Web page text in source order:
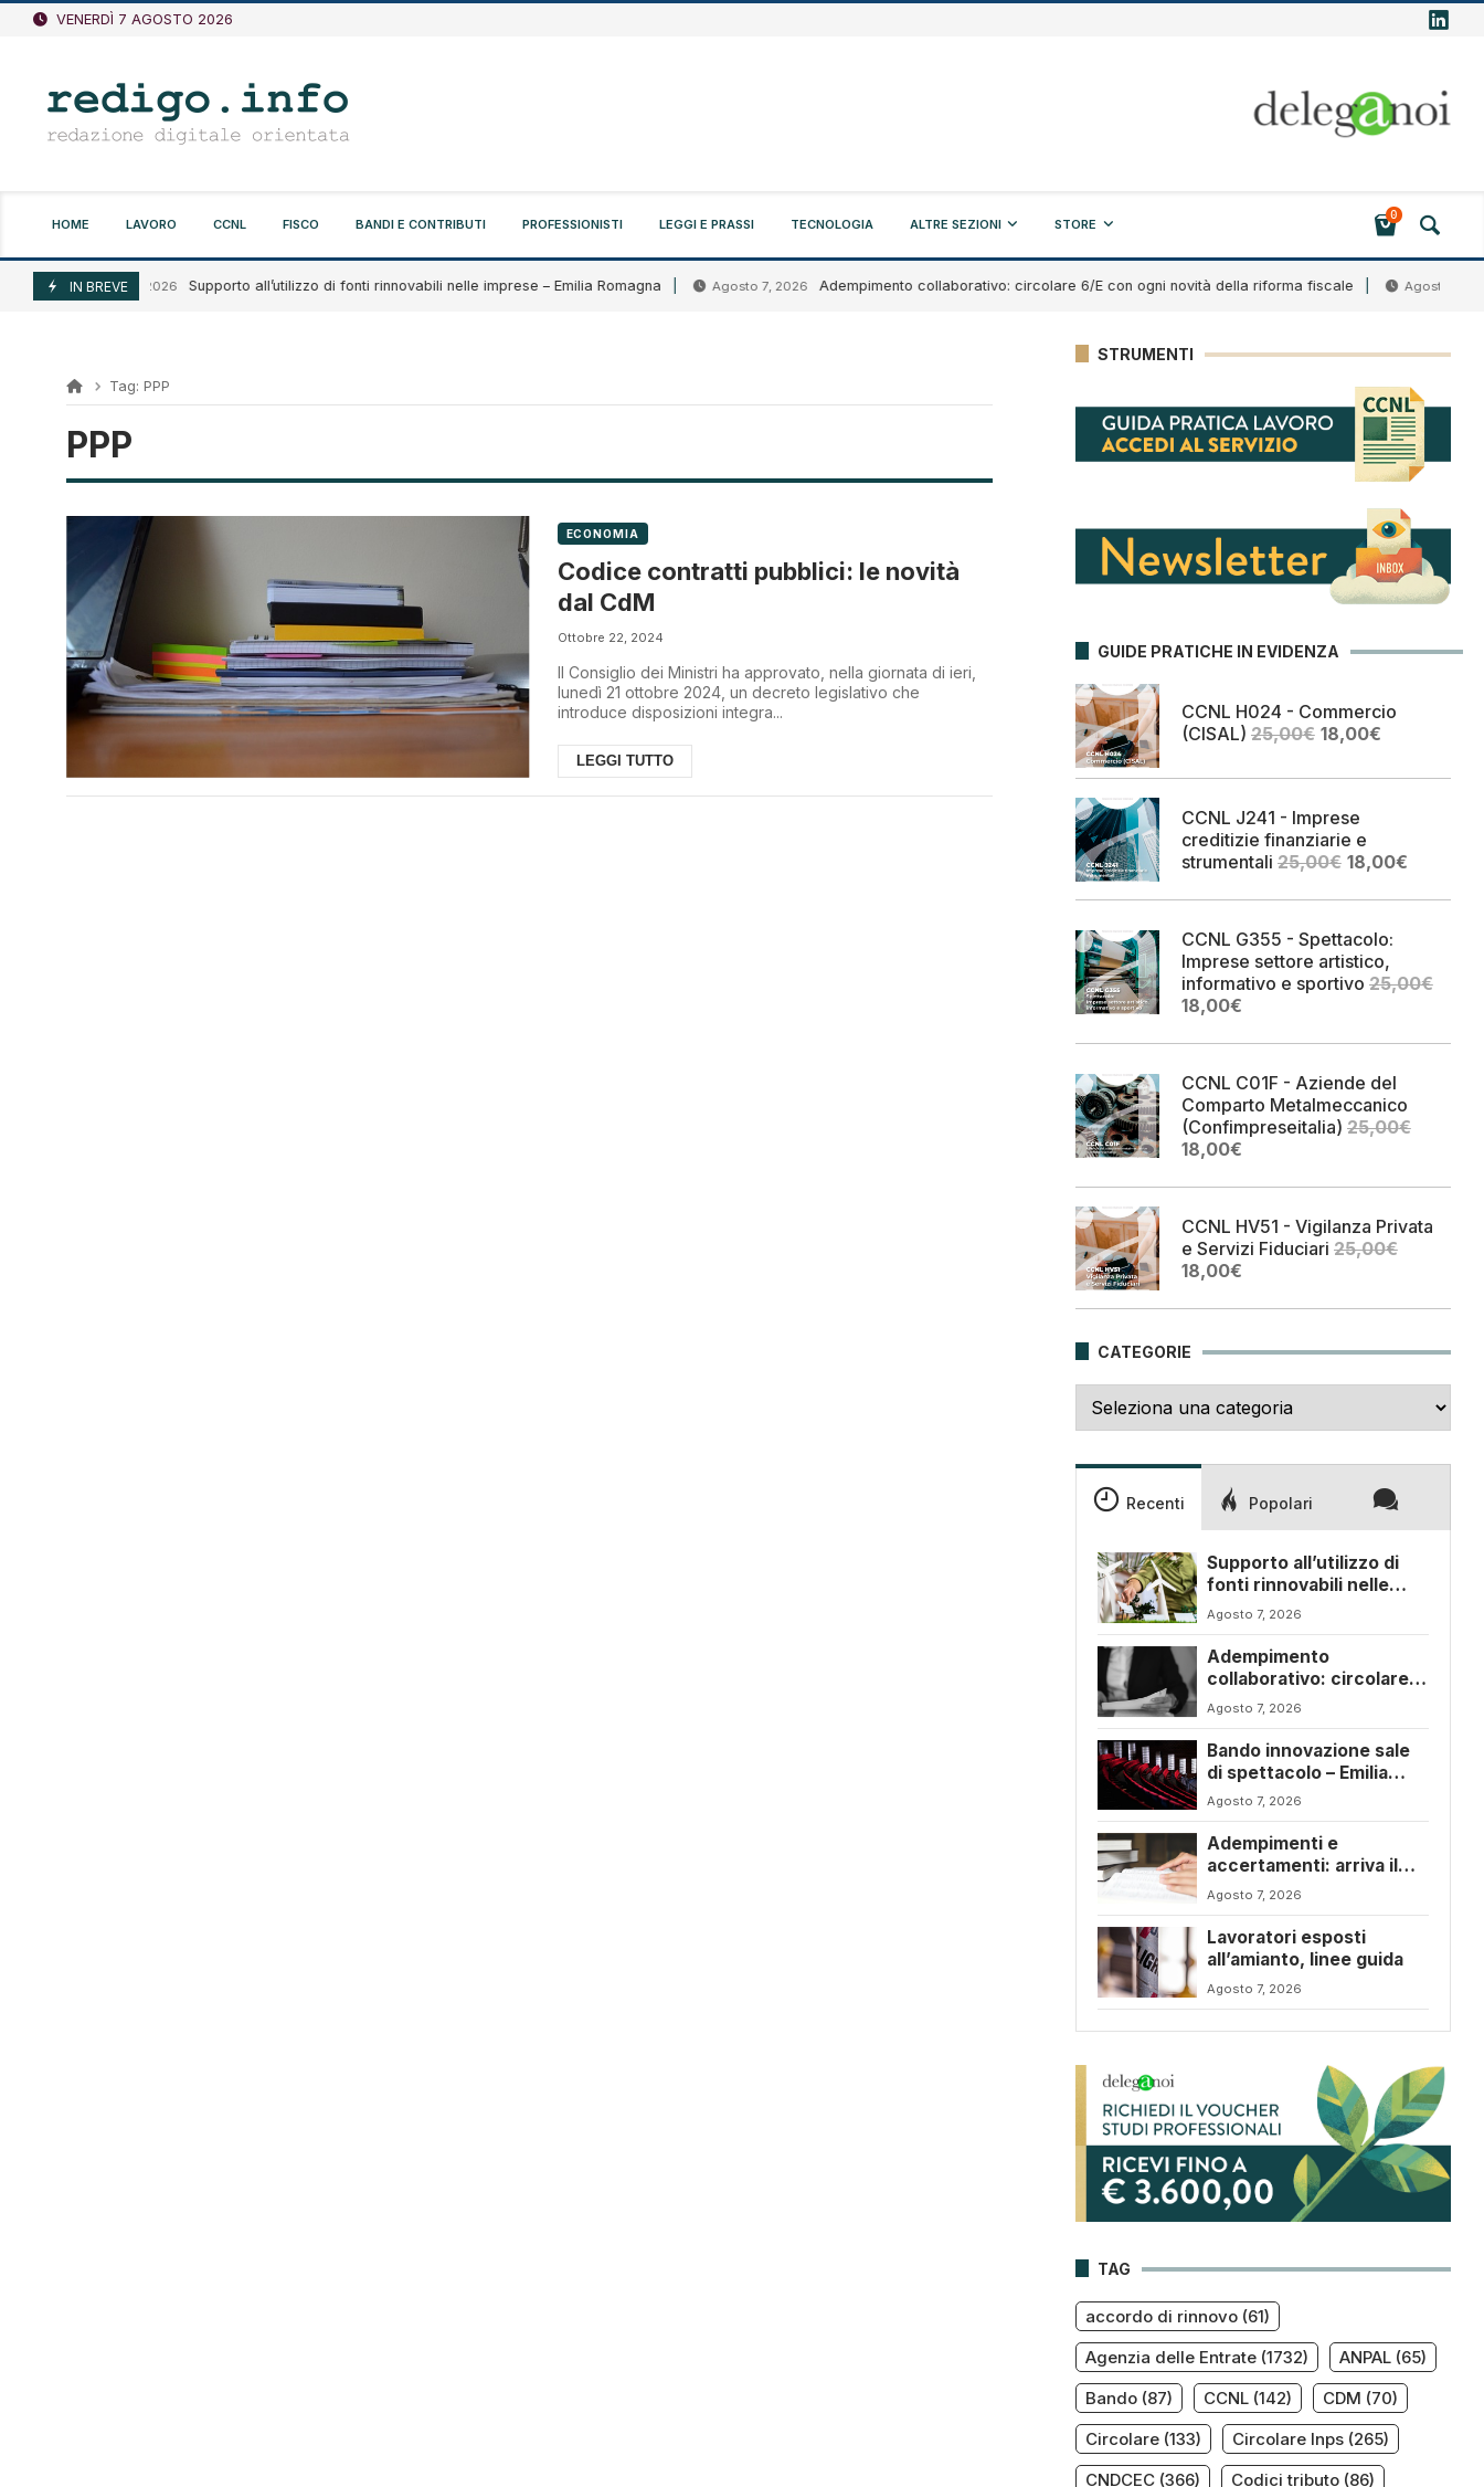
Vai
VENERDÌ 7 AGOSTO 2026
HOME LAVORO CCNL FISCO BANDI E CONTRIBUTI PROFESSIONISTI LEGGI E PRASSI TECNOLOGIA ALTRE SEZIONI STORE
0
IN BREVE
Agosto 7, 2026 Supporto all’utilizzo di fonti rinnovabili nelle imprese – Emilia Romagna Agosto 7, 2026 Adempimento collaborativo: circolare 6/E con ogni novità della riforma fiscale Agosto 7, 2026
Tag: PPP
PPP
ECONOMIA
Codice contratti pubblici: le novità
dal CdM
Ottobre 22, 2024
Il Consiglio dei Ministri ha approvato, nella giornata di ieri,
lunedì 21 ottobre 2024, un decreto legislativo che
introduce disposizioni integra...
LEGGI TUTTO
STRUMENTI
GUIDE PRATICHE IN EVIDENZA
CCNL H024 - Commercio
(CISAL) 25,00€ Il
originale
25,00€.
18,00€Il
attuale
CCNL J241 - Imprese
creditizie finanziarie e
strumentali 25,00€ Il
originale
25,00€.
18,00€Il
attuale
CCNL G355 - Spettacolo:
Imprese settore artistico,
informativo e sportivo 25,00€
Il
originale
25,00€.
18,00€Il
attuale
18,00€.
CCNL C01F - Aziende del
Comparto Metalmeccanico
(Confimpreseitalia) 25,00€
Il
originale
25,00€.
18,00€Il
attuale
18,00€.
CCNL HV51 - Vigilanza Privata
e Servizi Fiduciari 25,00€
Il
originale
25,00€.
18,00€Il
attuale
18,00€.
CATEGORIE
Recenti Popolari
Supporto all’utilizzo di
fonti rinnovabili nelle
imprese – Emilia Romagna
Agosto 7, 2026
Adempimento
collaborativo: circolare
6/E con ogni novità della
Agosto 7, 2026
Bando innovazione sale
di spettacolo – Emilia
Romagna
Agosto 7, 2026
Adempimenti e
accertamenti: arriva il
nuovo Testo Unico
fiscale
Agosto 7, 2026
Lavoratori esposti
all’amianto, linee guida
Agosto 7, 2026
TAG
accordo di rinnovo(61)
Agenzia delle Entrate(1732) ANPAL(65)
Bando(87) CCNL(142) CDM (70)
Circolare(133) Circolare Inps(265)
CNDCEC(366) Codici tributo(86)